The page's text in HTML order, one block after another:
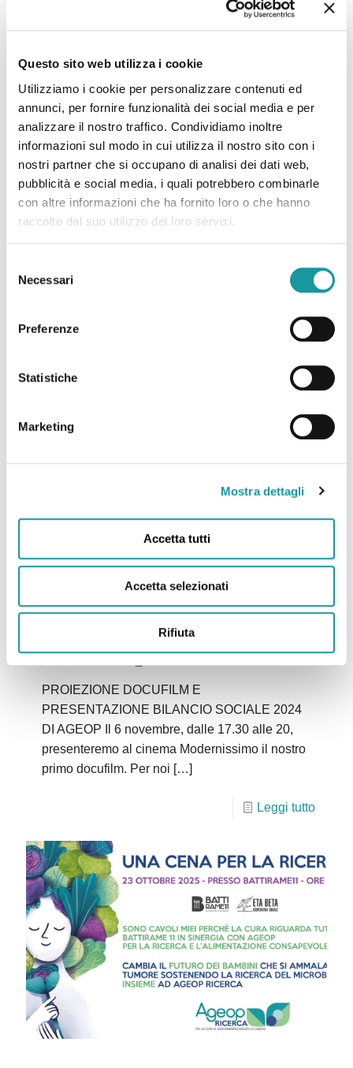
Questo sito web utilizza i cookie
Utilizziamo i cookie per personalizzare contenuti ed
annunci, per fornire funzionalità dei social media e per
analizzare il nostro traffico. Condividiamo inoltre
informazioni sul modo in cui utilizza il nostro sito con i
nostri partner che si occupano di analisi dei dati web,
pubblicità e social media, i quali potrebbero combinarle
con altre informazioni che ha fornito loro o che hanno
raccolto dal suo utilizzo dei loro servizi.
delNecessari
Preferenze
Statistiche
Marketing
Mostra dettagli
Accetta tutti
Accetta selezionati
Rifiuta
Presentazione della
campagna “5 per mille, ma
per davvero”
Presentazione della campagna “5 per mille, ma
“Come un giorno”
PROIEZIONE DOCUFILM E
PRESENTAZIONE BILANCIO SOCIALE 2024
DI AGEOP Il 6 novembre, dalle 17.30 alle 20,
presenteremo al cinema Modernissimo il nostro
primo docufilm. Per noi […]
Leggi tutto